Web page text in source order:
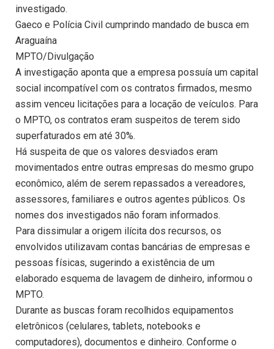
investigado.
Gaeco e Polícia Civil cumprindo mandado de busca em
Araguaína
MPTO/Divulgação
A investigação aponta que a empresa possuía um capital
social incompatível com os contratos firmados, mesmo
assim venceu licitações para a locação de veículos. Para
o MPTO, os contratos eram suspeitos de terem sido
superfaturados em até 30%.
Há suspeita de que os valores desviados eram
movimentados entre outras empresas do mesmo grupo
econômico, além de serem repassados a vereadores,
assessores, familiares e outros agentes públicos. Os
nomes dos investigados não foram informados.
Para dissimular a origem ilícita dos recursos, os
envolvidos utilizavam contas bancárias de empresas e
pessoas físicas, sugerindo a existência de um
elaborado esquema de lavagem de dinheiro, informou o
MPTO.
Durante as buscas foram recolhidos equipamentos
eletrônicos (celulares, tablets, notebooks e
computadores), documentos e dinheiro. Conforme o